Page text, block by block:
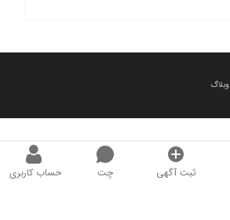
ثبت آگهی چت حساب کاربری
وبلاگ